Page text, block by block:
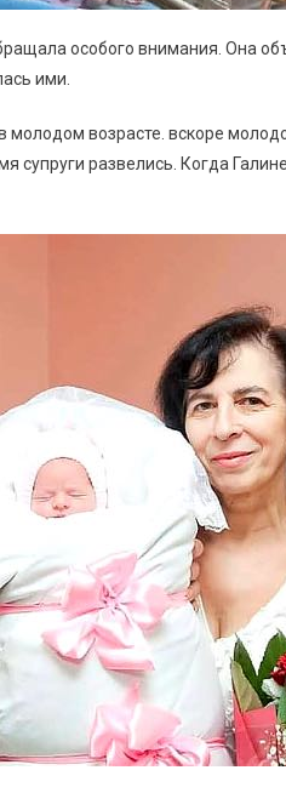
особого внимания. Она
ими.
возрасте. вскоре
супруги развелись. Когда